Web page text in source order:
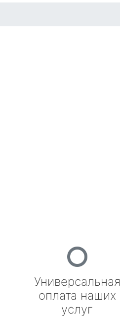
Универсальная
оплата наших
услуг